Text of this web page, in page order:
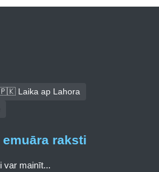
Laika ap Lahora
raksti
var mainīt...